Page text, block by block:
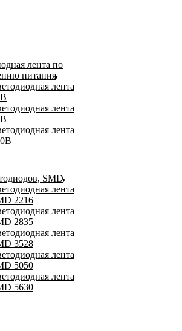
лента по
питания
лента
лента
лента
SMD
лента
2216
лента
2835
лента
3528
лента
5050
лента
5630